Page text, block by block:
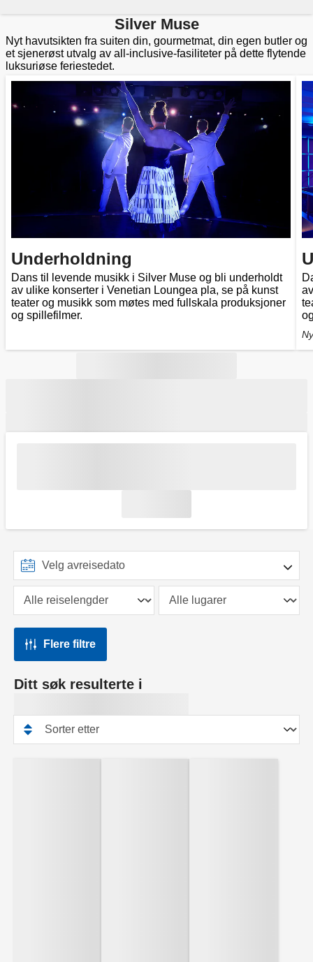
Silver Muse
Nyt havutsikten fra suiten din, gourmetmat, din egen butler og
et sjenerøst utvalg av all-inclusive-fasiliteter på dette flytende
luksuriøse feriestedet.
Underholdning
Dans til levende musikk i Silver Muse og bli underholdt
av ulike konserter i Venetian Loungea pla, se på kunst
teater og musikk som møtes med fullskala produksjoner
og spillefilmer.
Flere filtre
Ditt søk resulterte i